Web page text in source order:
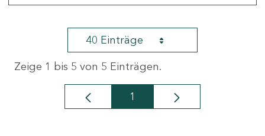
40 Einträge
Zeige 1 bis 5 von 5 Einträgen.
Seite
1